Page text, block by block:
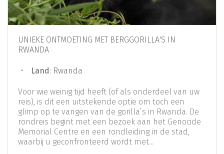
UNIEKE ONTMOETING MET BERGGORILLA'S IN
RWANDA
Land: Rwanda
Voor wie weinig tijd heeft (of als onderdeel van uw
reis), is dit een uitstekende optie om toch een
glimp op te vangen van de gorilla’s in Rwanda. De
rondreis begint met een bezoek aan het Genocide
Memorial Centre en een rondleiding in de stad,
waarbij u geconfronteerd wordt met...